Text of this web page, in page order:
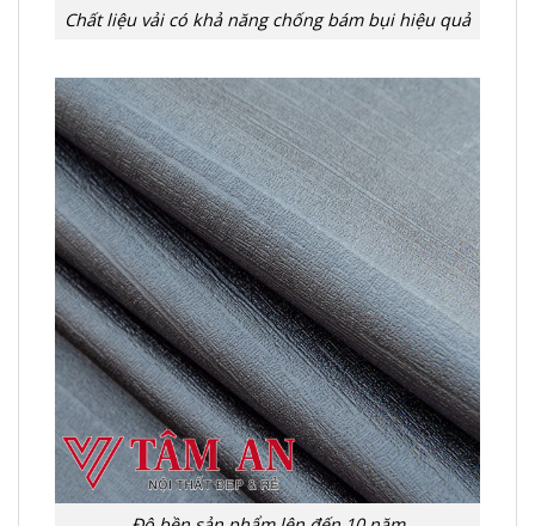
Chất liệu vải có khả năng chống bám bụi hiệu quả